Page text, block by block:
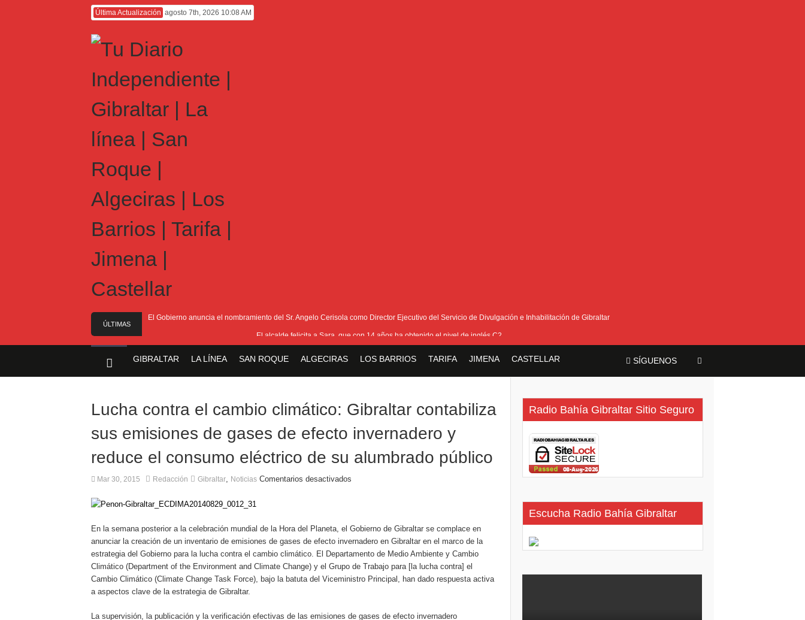
Última Actualización agosto 7th, 2026 10:08 AM
ÚLTIMAS
NOTICIAS
El Gobierno anuncia el nombramiento del Sr. Angelo Cerisola como Director Ejecutivo del Servicio de Divulgación e Inhabilitación de Gibraltar
El alcalde felicita a Sara, que con 14 años ha obtenido el nivel de inglés C2
GIBRALTAR LA LÍNEA SAN ROQUE ALGECIRAS LOS BARRIOS TARIFA JIMENA CASTELLAR SÍGUENOS
Lucha contra el cambio climático: Gibraltar contabiliza
sus emisiones de gases de efecto invernadero y
reduce el consumo eléctrico de su alumbrado público
Mar 30, 2015 Redacción Gibraltar, Noticias Comentarios desactivados
En la semana posterior a la celebración mundial de la Hora del Planeta, el Gobierno de Gibraltar se complace en
anunciar la creación de un inventario de emisiones de gases de efecto invernadero en Gibraltar en el marco de la
estrategia del Gobierno para la lucha contra el cambio climático. El Departamento de Medio Ambiente y Cambio
Climático (Department of the Environment and Climate Change) y el Grupo de Trabajo para [la lucha contra] el
Cambio Climático (Climate Change Task Force), bajo la batuta del Viceministro Principal, han dado respuesta activa
a aspectos clave de la estrategia de Gibraltar.
La supervisión, la publicación y la verificación efectivas de las emisiones de gases de efecto invernadero
Radio Bahía Gibraltar Sitio Seguro
Escucha Radio Bahía Gibraltar